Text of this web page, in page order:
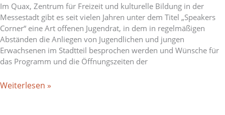
Im Quax, Zentrum für Freizeit und kulturelle Bildung in der
Messestadt gibt es seit vielen Jahren unter dem Titel „Speakers
Corner“ eine Art offenen Jugendrat, in dem in regelmäßigen
Abständen die Anliegen von Jugendlichen und jungen
Erwachsenen im Stadtteil besprochen werden und Wünsche für
das Programm und die Öffnungszeiten der
Weiterlesen »